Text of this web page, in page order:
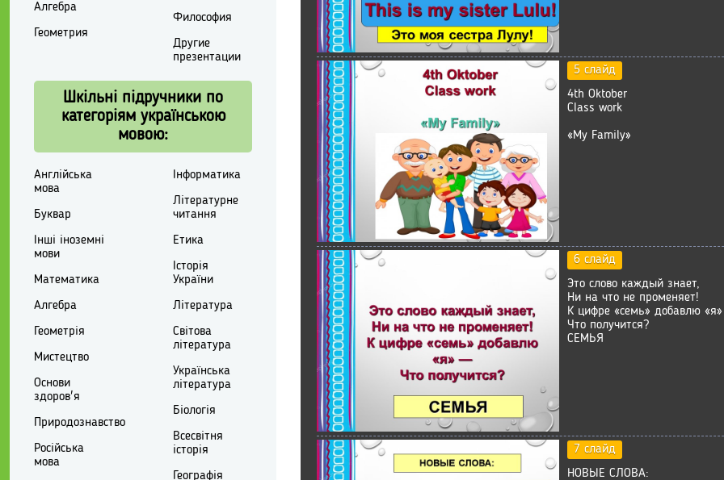
5 слайд
4th Oktober
Class work
«My Family»
6 слайд
Это слово каждый знает,
Ни на что не променяет!
К цифре «семь» добавлю
Что получится?
СЕМЬЯ
7 слайд
НОВЫЕ СЛОВА:
Алгебра
Геометрия
Философия
Другие
презентации
Шкільні підручники по
категоріям українською
мовою:
Англійська
мова
Буквар
Інші іноземні
мови
Математика
Алгебра
Геометрія
Мистецтво
Основи
здоров'я
Природознавство
Російська
мова
Інформатика
Літературне
читання
Етика
Історія
України
Література
Світова
література
Українська
література
Біологія
Всесвітня
історія
Географія